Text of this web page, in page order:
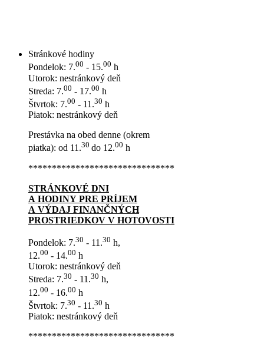
Stránkové hodiny
Pondelok: 7.00 - 15.00 h
Utorok: nestránkový deň
Streda: 7.00 - 17.00 h
Štvrtok: 7.00 - 11.30 h
Piatok: nestránkový deň
Prestávka na obed denne (okrem
piatka): od 11.30 do 12.00 h
*******************************
STRÁNKOVÉ DNI
A HODINY PRE PRÍJEM
A VÝDAJ FINANČNÝCH
PROSTRIEDKOV V HOTOVOSTI
Pondelok: 7.30 - 11.30 h,
12.00 - 14.00 h
Utorok: nestránkový deň
Streda: 7.30 - 11.30 h,
12.00 - 16.00 h
Štvrtok: 7.30 - 11.30 h
Piatok: nestránkový deň
*******************************